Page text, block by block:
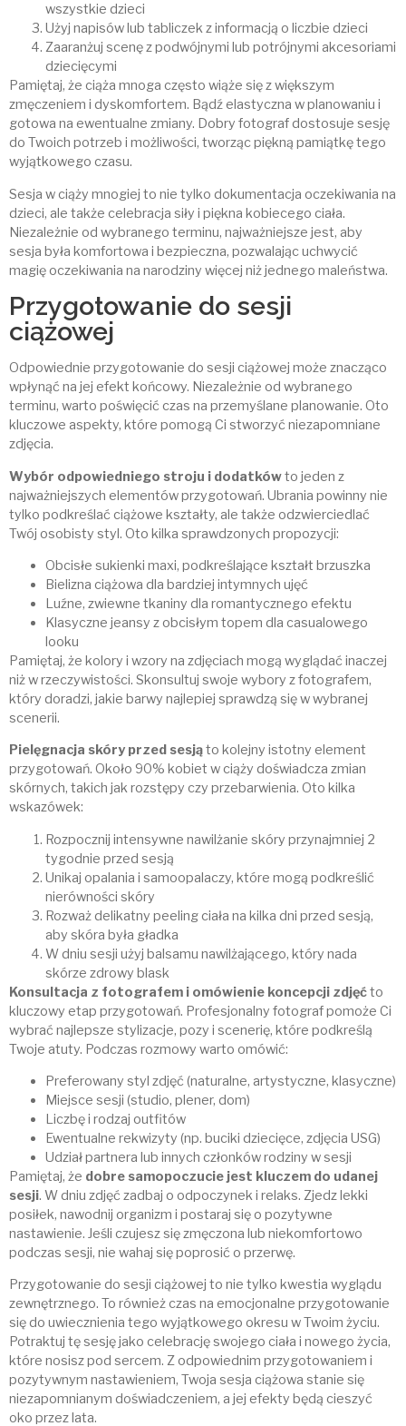
wszystkie dzieci
Użyj napisów lub tabliczek z informacją o liczbie dzieci
Zaaranżuj scenę z podwójnymi lub potrójnymi akcesoriami
dziecięcymi
Pamiętaj, że ciąża mnoga często wiąże się z większym
zmęczeniem i dyskomfortem. Bądź elastyczna w planowaniu i
gotowa na ewentualne zmiany. Dobry fotograf dostosuje sesję
do Twoich potrzeb i możliwości, tworząc piękną pamiątkę tego
wyjątkowego czasu.
Sesja w ciąży mnogiej to nie tylko dokumentacja oczekiwania na
dzieci, ale także celebracja siły i piękna kobiecego ciała.
Niezależnie od wybranego terminu, najważniejsze jest, aby
sesja była komfortowa i bezpieczna, pozwalając uchwycić
magię oczekiwania na narodziny więcej niż jednego maleństwa.
Przygotowanie do sesji
ciążowej
Odpowiednie przygotowanie do sesji ciążowej może znacząco
wpłynąć na jej efekt końcowy. Niezależnie od wybranego
terminu, warto poświęcić czas na przemyślane planowanie. Oto
kluczowe aspekty, które pomogą Ci stworzyć niezapomniane
zdjęcia.
Wybór odpowiedniego stroju i dodatkówto jeden z
najważniejszych elementów przygotowań. Ubrania powinny nie
tylko podkreślać ciążowe kształty, ale także odzwierciedlać
Twój osobisty styl. Oto kilka sprawdzonych propozycji:
Obcisłe sukienki maxi, podkreślające kształt brzuszka
Bielizna ciążowa dla bardziej intymnych ujęć
Luźne, zwiewne tkaniny dla romantycznego efektu
Klasyczne jeansy z obcisłym topem dla casualowego
looku
Pamiętaj, że kolory i wzory na zdjęciach mogą wyglądać inaczej
niż w rzeczywistości. Skonsultuj swoje wybory z fotografem,
który doradzi, jakie barwy najlepiej sprawdzą się w wybranej
scenerii.
Pielęgnacja skóry przed sesjąto kolejny istotny element
przygotowań. Około 90% kobiet w ciąży doświadcza zmian
skórnych, takich jak rozstępy czy przebarwienia. Oto kilka
wskazówek:
Rozpocznij intensywne nawilżanie skóry przynajmniej 2
tygodnie przed sesją
Unikaj opalania i samoopalaczy, które mogą podkreślić
nierówności skóry
Rozważ delikatny peeling ciała na kilka dni przed sesją,
aby skóra była gładka
W dniu sesji użyj balsamu nawilżającego, który nada
skórze zdrowy blask
Konsultacja z fotografem i omówienie koncepcji zdjęćto
kluczowy etap przygotowań. Profesjonalny fotograf pomoże Ci
wybrać najlepsze stylizacje, pozy i scenerię, które podkreślą
Twoje atuty. Podczas rozmowy warto omówić:
Preferowany styl zdjęć (naturalne, artystyczne, klasyczne)
Miejsce sesji (studio, plener, dom)
Liczbę i rodzaj outfitów
Ewentualne rekwizyty (np. buciki dziecięce, zdjęcia USG)
Udział partnera lub innych członków rodziny w sesji
Pamiętaj, że dobre samopoczucie jest kluczem do udanej
sesji. W dniu zdjęć zadbaj o odpoczynek i relaks. Zjedz lekki
posiłek, nawodnij organizm i postaraj się o pozytywne
nastawienie. Jeśli czujesz się zmęczona lub niekomfortowo
podczas sesji, nie wahaj się poprosić o przerwę.
Przygotowanie do sesji ciążowej to nie tylko kwestia wyglądu
zewnętrznego. To również czas na emocjonalne przygotowanie
się do uwiecznienia tego wyjątkowego okresu w Twoim życiu.
Potraktuj tę sesję jako celebrację swojego ciała i nowego życia,
które nosisz pod sercem. Z odpowiednim przygotowaniem i
pozytywnym nastawieniem, Twoja sesja ciążowa stanie się
niezapomnianym doświadczeniem, a jej efekty będą cieszyć
oko przez lata.